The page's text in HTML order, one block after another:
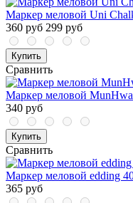
Маркер меловой Uni
360 руб 299 руб
Купить
Сравнить
Маркер меловой
340 руб
Купить
Сравнить
Маркер меловой edding
365 руб